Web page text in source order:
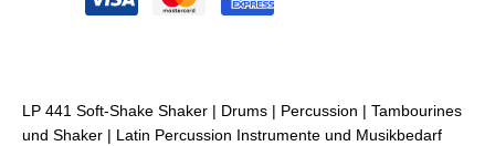
LP 441 Soft-Shake Shaker | Drums | Percussion | Tambourines
und Shaker | Latin Percussion Instrumente und Musikbedarf